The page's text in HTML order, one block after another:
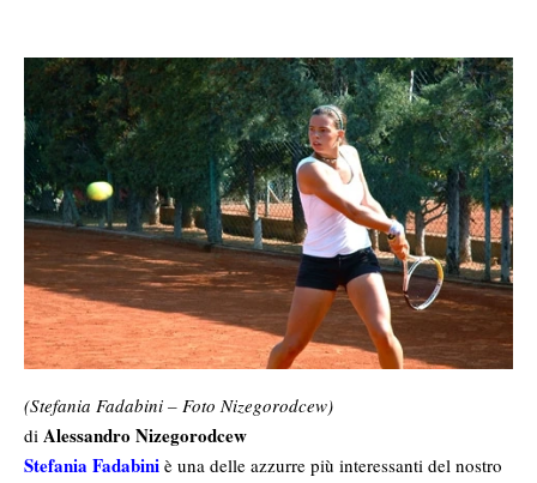
(Stefania Fadabini – Foto Nizegorodcew)
di Alessandro Nizegorodcew
Stefania Fadabini è una delle azzurre più interessanti del nostro